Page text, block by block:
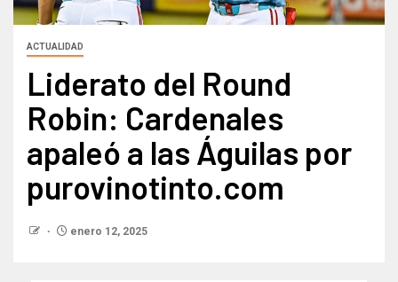
ACTUALIDAD
Liderato del Round
Robin: Cardenales
apaleó a las Águilas por
purovinotinto.com
enero 12, 2025